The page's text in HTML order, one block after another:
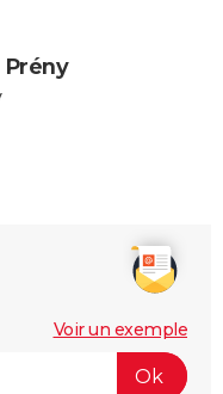
Voir un exemple